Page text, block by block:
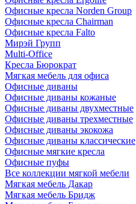
Офисные кресла Norden Group
Офисные кресла Chairman
Офисные кресла Falto
Мирэй Групп
Multi-Office
Кресла Бюрократ
Мягкая мебель для офиса
Офисные диваны
Офисные диваны кожаные
Офисные диваны двухместные
Офисные диваны трехместные
Офисные диваны экокожа
Офисные диваны классические
Офисные мягкие кресла
Офисные пуфы
Все коллекции мягкой мебели
Мягкая мебель Дакар
Мягкая мебель Бридж